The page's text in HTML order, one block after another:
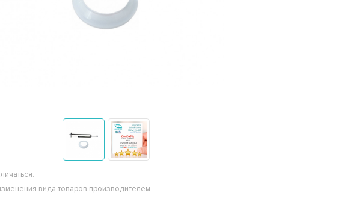
вида товаров производителем.